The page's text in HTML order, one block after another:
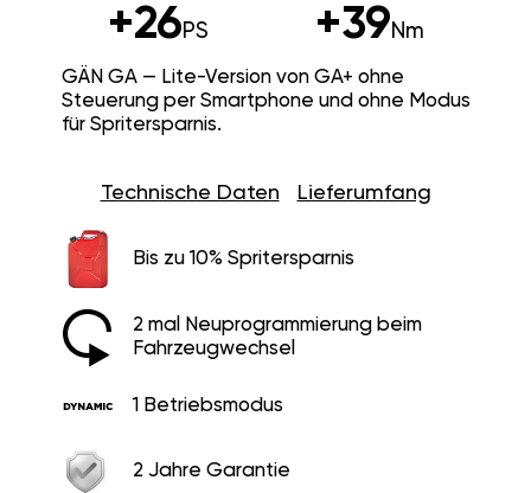
+26PS +39Nm
GÄN GA — Lite-Version von GA+ ohne
Steuerung per Smartphone und ohne Modus
für Spritersparnis.
Technische Daten Lieferumfang
Bis zu 10% Spritersparnis
2 mal Neuprogrammierung beim
Fahrzeugwechsel
1 Betriebsmodus
2 Jahre Garantie